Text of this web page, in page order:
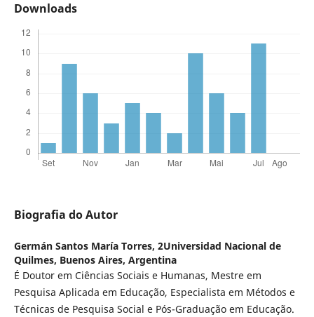
Downloads
Biografia do Autor
Germán Santos María Torres, 2Universidad Nacional de
Quilmes, Buenos Aires, Argentina
É Doutor em Ciências Sociais e Humanas, Mestre em
Pesquisa Aplicada em Educação, Especialista em Métodos e
Técnicas de Pesquisa Social e Pós-Graduação em Educação.